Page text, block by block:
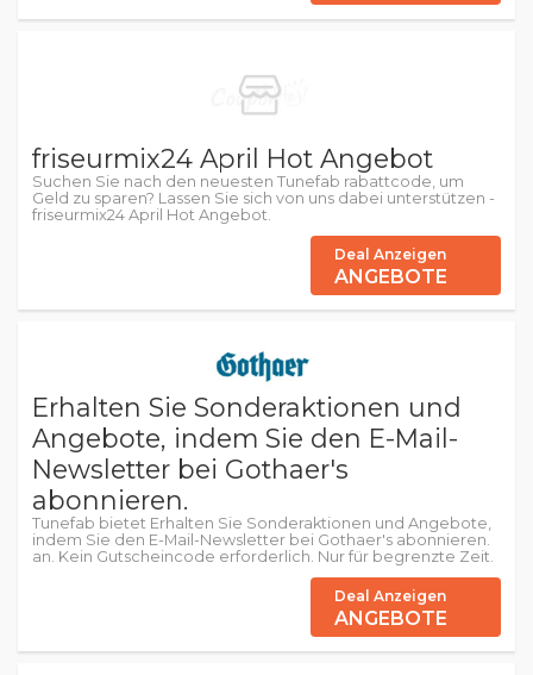
friseurmix24 April Hot Angebot
Suchen Sie nach den neuesten Tunefab rabattcode, um
Geld zu sparen? Lassen Sie sich von uns dabei unterstützen -
friseurmix24 April Hot Angebot.
Deal Anzeigen
ANGEBOTE
Erhalten Sie Sonderaktionen und
Angebote, indem Sie den E-Mail-
Newsletter bei Gothaer's
abonnieren.
Tunefab bietet Erhalten Sie Sonderaktionen und Angebote,
indem Sie den E-Mail-Newsletter bei Gothaer's abonnieren.
an. Kein Gutscheincode erforderlich. Nur für begrenzte Zeit.
Deal Anzeigen
ANGEBOTE